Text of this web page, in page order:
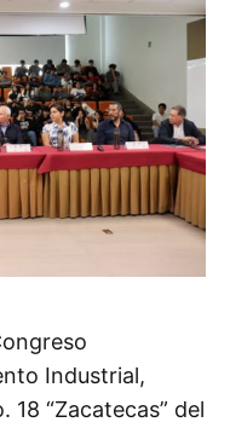
Industrial,
18 “Zacatecas” del